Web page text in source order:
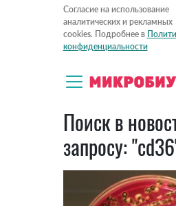
Согласие на использование
аналитических и рекламных
cookies. Подробнее в
конфиденциальности
Поиск в
запросу: